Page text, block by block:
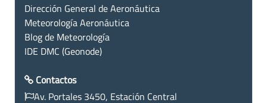
Dirección General de Aeronáutica
Meteorología Aeronáutica
Blog de Meteorología
IDE DMC (Geonode)
Contactos
Av. Portales 3450, Estación Central